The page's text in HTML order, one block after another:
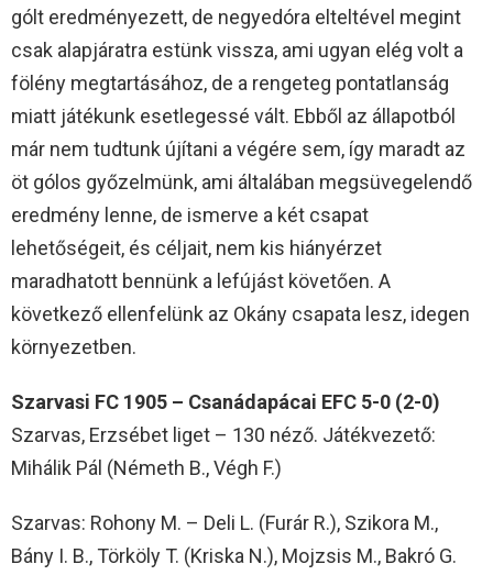
gólt eredményezett, de negyedóra elteltével megint
csak alapjáratra estünk vissza, ami ugyan elég volt a
fölény megtartásához, de a rengeteg pontatlanság
miatt játékunk esetlegessé vált. Ebből az állapotból
már nem tudtunk újítani a végére sem, így maradt az
öt gólos győzelmünk, ami általában megsüvegelendő
eredmény lenne, de ismerve a két csapat
lehetőségeit, és céljait, nem kis hiányérzet
maradhatott bennünk a lefújást követően. A
következő ellenfelünk az Okány csapata lesz, idegen
környezetben.
Szarvasi FC 1905 – Csanádapácai EFC 5-0 (2-0)
Szarvas, Erzsébet liget – 130 néző. Játékvezető:
Mihálik Pál (Németh B., Végh F.)
Szarvas: Rohony M. – Deli L. (Furár R.), Szikora M.,
Bány I. B., Törköly T. (Kriska N.), Mojzsis M., Bakró G.